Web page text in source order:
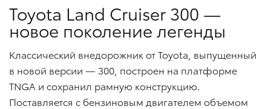
Toyota Land Cruiser 300 —
новое поколение легенды
Классический внедорожник от Toyota, выпущенный
в новой версии — 300, построен на платформе
TNGA и сохранил рамную конструкцию.
Поставляется с бензиновым двигателем объемом